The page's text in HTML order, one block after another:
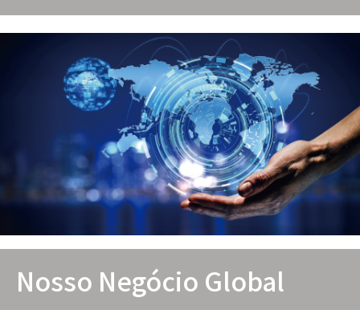
Nosso Negócio Global